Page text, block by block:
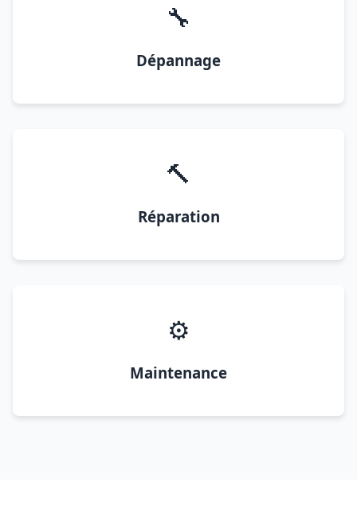
🔧
Dépannage
🔨
Réparation
⚙️
Maintenance